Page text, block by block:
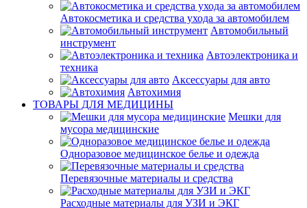
Автокосметика и средства ухода за автомобилем
Автомобильный
инструмент
Автоэлектроника и
техника
Аксессуары для авто
Автохимия
ТОВАРЫ ДЛЯ МЕДИЦИНЫ
Мешки для
мусора медицинские
Одноразовое медицинское белье и одежда
Перевязочные материалы и средства
Расходные материалы для УЗИ и ЭКГ